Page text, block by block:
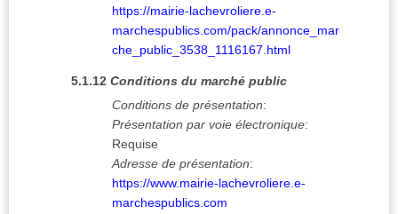
https://mairie-lachevroliere.e-
marchespublics.com/pack/annonce_mar
che_public_3538_1116167.html
5.1.12 Conditions du marché public
Conditions de présentation:
Présentation par voie électronique:
Requise
Adresse de présentation:
https://www.mairie-lachevroliere.e-
marchespublics.com